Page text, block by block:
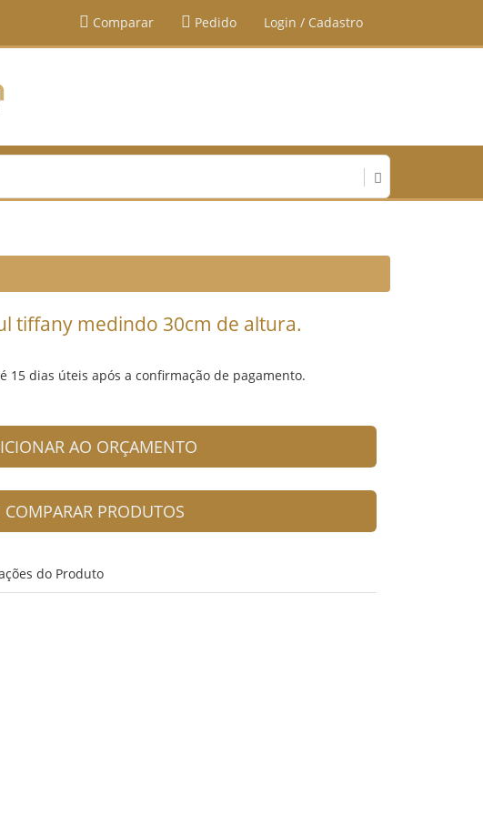
Comparar Pedido Login / Cadastro
tiffany medindo 30cm de altura.
15 dias úteis após a confirmação de pagamento.
AO ORÇAMENTO
COMPARAR PRODUTOS
do Produto